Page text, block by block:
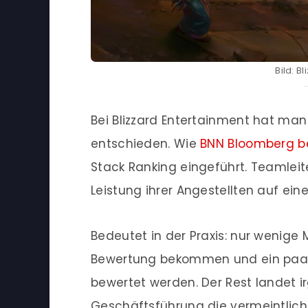
Bild:
Bei Blizzard Entertainment hat
entschieden. Wie BNN Bloomberg
Stack Ranking eingeführt.
Leistung ihrer Angestellten auf
Bedeutet in der Praxis: nur
Bewertung bekommen und ein
bewertet werden. Der Rest landet